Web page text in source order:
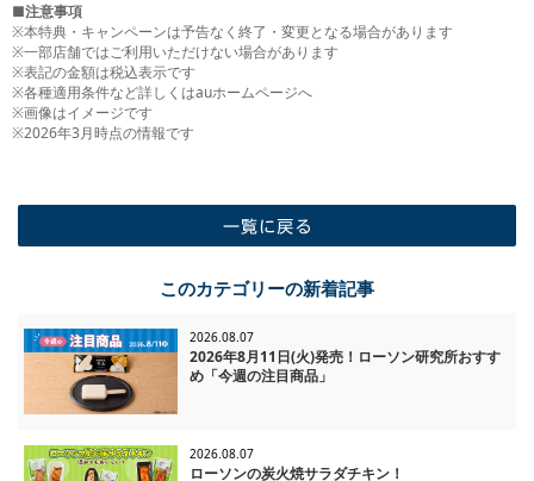
■注意事項
※本特典・キャンペーンは予告なく終了・変更となる場合があります
※一部店舗ではご利用いただけない場合があります
※表記の金額は税込表示です
※各種適用条件など詳しくはauホームページへ
※画像はイメージです
※2026年3月時点の情報です
このカテゴリーの新着記事
2026.08.07
2026年8月11日(火)発売！ローソン研究所おすす
め「今週の注目商品」
2026.08.07
ローソンの炭火焼サラダチキン！